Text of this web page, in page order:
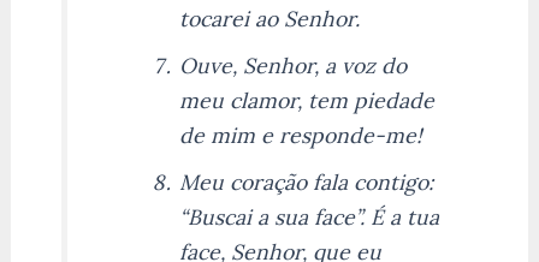
tocarei ao Senhor.
Ouve, Senhor, a voz do
meu clamor, tem piedade
de mim e responde-me!
Meu coração fala contigo:
“Buscai a sua face”. É a tua
face, Senhor, que eu